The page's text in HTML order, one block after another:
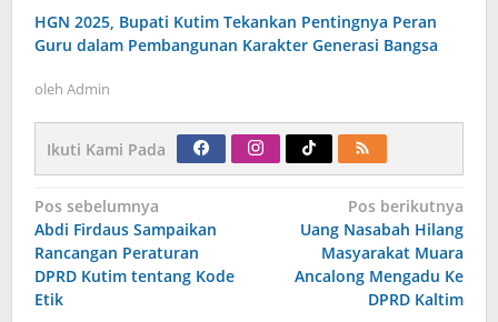
HGN 2025, Bupati Kutim Tekankan Pentingnya Peran
Guru dalam Pembangunan Karakter Generasi Bangsa
oleh Admin
Ikuti Kami Pada
Navigasi
pos
Pos sebelumnya
Abdi Firdaus Sampaikan
Rancangan Peraturan
DPRD Kutim tentang Kode
Etik
Pos berikutnya
Uang Nasabah Hilang
Masyarakat Muara
Ancalong Mengadu Ke
DPRD Kaltim